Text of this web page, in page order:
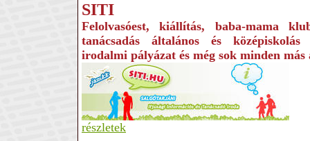
SITI
Felolvasóest, kiállítás, baba-mama
tanácsadás általános és
irodalmi pályázat és még sok minden
részletek